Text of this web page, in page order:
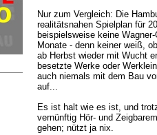
Nur zum Vergleich: Die
realitätsnahen Spielplan für
beispielsweise keine
Monate - denn keiner weiß,
ab Herbst wieder mit Wucht
besetzte Werke oder
auch niemals mit dem Bau
auf...
Es ist halt wie es ist, und
vernünftig Hör- und
gehen; nützt ja nix.